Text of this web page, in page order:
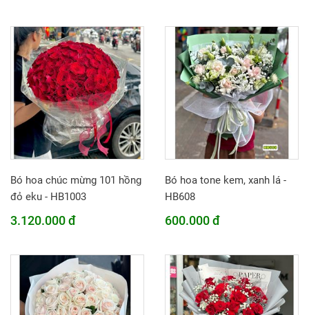
Bó hoa chúc mừng 101 hồng
đỏ eku - HB1003
3.120.000 đ
Bó hoa tone kem, xanh lá -
HB608
600.000 đ